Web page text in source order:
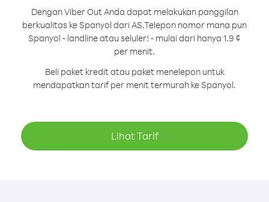
Dengan Viber Out Anda dapat melakukan panggilan
berkualitas ke Spanyol dari AS.Telepon nomor mana pun
Spanyol - landline atau seluler! - mulai dari hanya 1.9 ¢
per menit.
Beli paket kredit atau paket menelepon untuk
mendapatkan tarif per menit termurah ke Spanyol.
Lihat Tarif